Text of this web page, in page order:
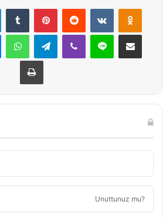
LinkedInTumblr PinterestReddit VKontakte
MessengerWhatsAppTelegramViber Line E-Posta ile
Yazdır
Unuttunuz mu?